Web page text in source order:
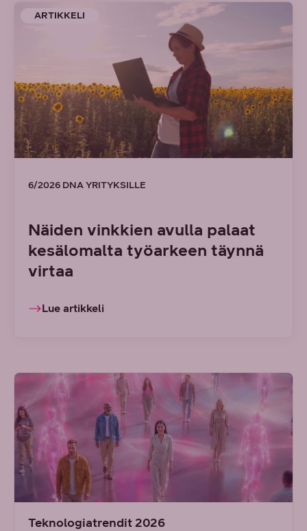
ARTIKKELI
6/2026 DNA YRITYKSILLE
Näiden vinkkien avulla palaat
kesälomalta työarkeen täynnä
virtaa
Lue artikkeli
Teknologiatrendit 2026